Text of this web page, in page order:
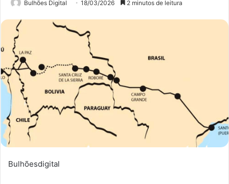
Bulhões Digital 18/03/2026 2 minutos de leitura
Bulhõesdigital